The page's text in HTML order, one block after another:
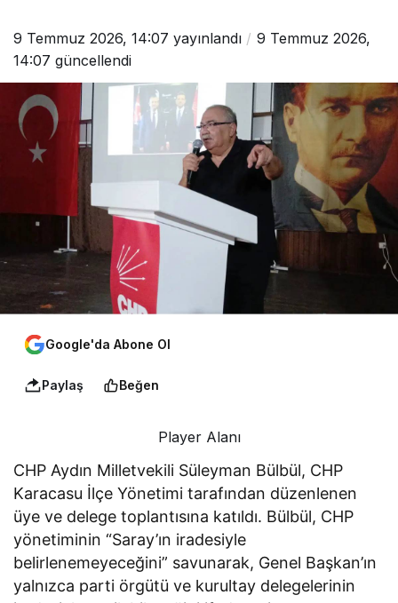
9 Temmuz 2026, 14:07 yayınlandı
9 Temmuz 2026,
14:07 güncellendi
Google'da Abone Ol
Paylaş Beğen
Player Alanı
CHP Aydın Milletvekili Süleyman Bülbül, CHP
Karacasu İlçe Yönetimi tarafından düzenlenen
üye ve delege toplantısına katıldı. Bülbül, CHP
yönetiminin “Saray’ın iradesiyle
belirlenemeyeceğini” savunarak, Genel Başkan’ın
yalnızca parti örgütü ve kurultay delegelerinin